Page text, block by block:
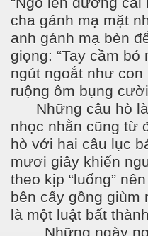
cha gánh mạ mặt
anh gánh mạ bèn
giọng: “Tay cầm
ngút ngoắt như
ruộng ôm bụng
Những câu hò
nhọc nhằn cũng từ
hò với hai câu lục
mươi giây khiến
theo kịp “luống”
bên cấy gồng
là một luật bất